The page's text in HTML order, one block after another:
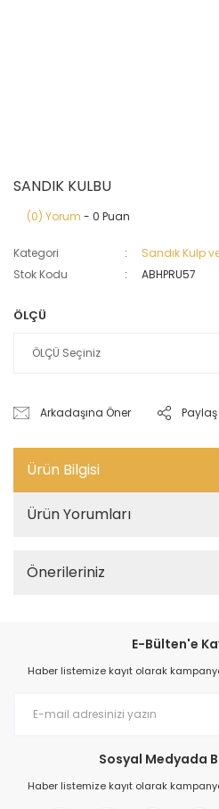
SANDIK KULBU
(0) Yorum - 0 Puan
Kategori
Sandık Kulp
Stok Kodu
ABHPRU57
ÖLÇÜ
Arkadaşına Öner Paylaş
Ürün Bilgisi
Ürün Yorumları
Önerileriniz
E-Bülten'e
Haber listemize kayıt olarak
Sosyal Medyada
Haber listemize kayıt olarak